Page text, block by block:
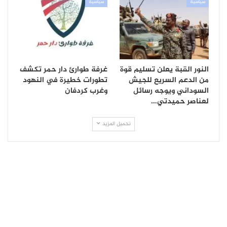
سياسية
النور القبة يعلن تسليم قوة
من الدعم السريع للجيش
السوداني ويوجه رسائل
لعناصر حميدتي…
سياسية
غرفة طوارئ دار حمر تكشف
تطورات خطيرة في النهود
وغرب كردفان
تحميل المزيد